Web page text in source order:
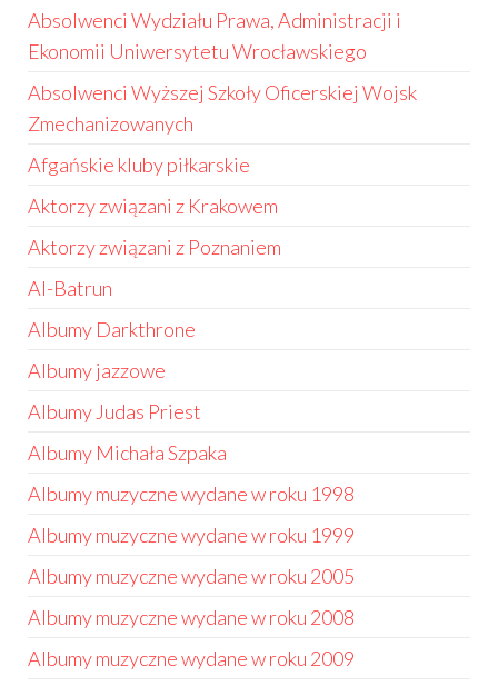
Absolwenci Wydziału Prawa, Administracji i
Ekonomii Uniwersytetu Wrocławskiego
Absolwenci Wyższej Szkoły Oficerskiej Wojsk
Zmechanizowanych
Afgańskie kluby piłkarskie
Aktorzy związani z Krakowem
Aktorzy związani z Poznaniem
Al-Batrun
Albumy Darkthrone
Albumy jazzowe
Albumy Judas Priest
Albumy Michała Szpaka
Albumy muzyczne wydane w roku 1998
Albumy muzyczne wydane w roku 1999
Albumy muzyczne wydane w roku 2005
Albumy muzyczne wydane w roku 2008
Albumy muzyczne wydane w roku 2009